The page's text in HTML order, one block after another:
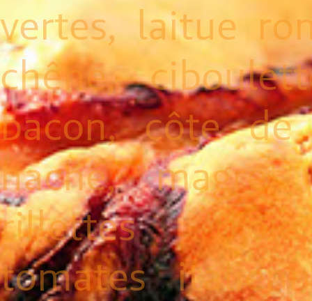
vertes, laitue
chêne,
bacon, côte
haché,
rillettes
tomates